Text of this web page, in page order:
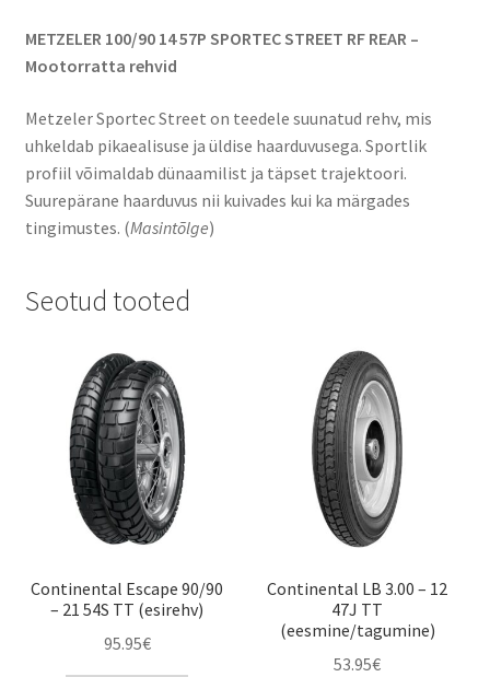
METZELER 100/90 14 57P SPORTEC STREET RF REAR –
Mootorratta rehvid
Metzeler Sportec Street on teedele suunatud rehv, mis
uhkeldab pikaealisuse ja üldise haarduvusega. Sportlik
profiil võimaldab dünaamilist ja täpset trajektoori.
Suurepärane haarduvus nii kuivades kui ka märgades
tingimustes. (Masintõlge)
Seotud tooted
Continental Escape 90/90
– 21 54S TT (esirehv)
95.95€
Continental LB 3.00 – 12
47J TT
(eesmine/tagumine)
53.95€